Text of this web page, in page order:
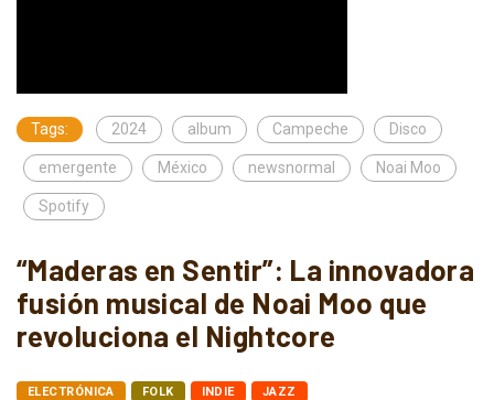
Tags: 2024 album Campeche Disco
emergente México newsnormal Noai Moo
Spotify
“Maderas en Sentir”: La innovadora
fusión musical de Noai Moo que
revoluciona el Nightcore
ELECTRÓNICA FOLK INDIE JAZZ